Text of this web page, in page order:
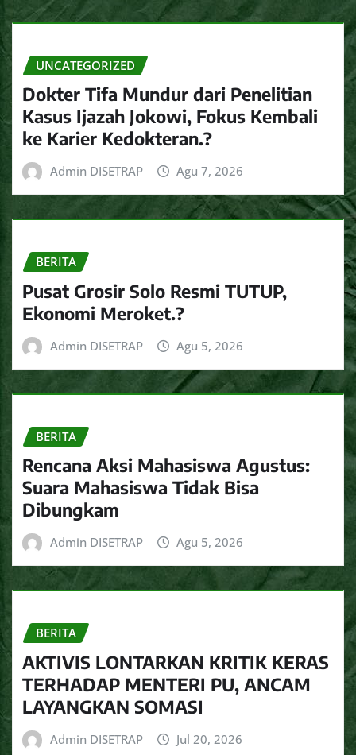
UNCATEGORIZED
Dokter Tifa Mundur dari Penelitian
Kasus Ijazah Jokowi, Fokus Kembali
ke Karier Kedokteran.?
Admin DISETRAP Agu 7, 2026
BERITA
Pusat Grosir Solo Resmi TUTUP,
Ekonomi Meroket.?
Admin DISETRAP Agu 5, 2026
BERITA
Rencana Aksi Mahasiswa Agustus:
Suara Mahasiswa Tidak Bisa
Dibungkam
Admin DISETRAP Agu 5, 2026
BERITA
AKTIVIS LONTARKAN KRITIK KERAS
TERHADAP MENTERI PU, ANCAM
LAYANGKAN SOMASI
Admin DISETRAP Jul 20, 2026